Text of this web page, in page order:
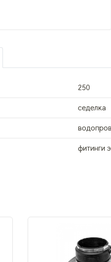
250
седелка
фитинги